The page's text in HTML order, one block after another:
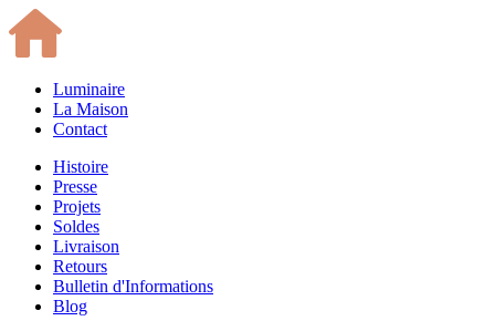
Luminaire
La Maison
Contact
Histoire
Presse
Projets
Soldes
Livraison
Retours
Bulletin d'Informations
Blog